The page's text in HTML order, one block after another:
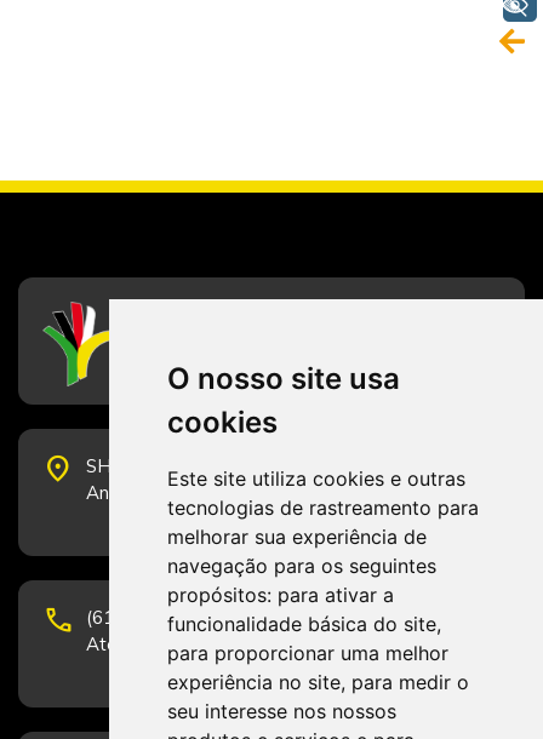
O nosso site usa
cookies
Este site utiliza cookies e outras
tecnologias de rastreamento para
melhorar sua experiência de
navegação para os seguintes
propósitos: para ativar a
funcionalidade básica do site,
para proporcionar uma melhor
experiência no site, para medir o
seu interesse nos nossos
place
SHS Quadra 6, Bloco E, Complexo Brasil 21, 20º
Andar, Sala 2001 - CEP 70322-915 - Brasília/DF
phone
(61) 3223-1652 e (61) 98131-3801.
Atendimento por telefone em horário comercial